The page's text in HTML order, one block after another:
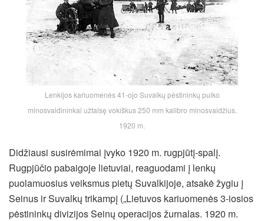
Lenkijos kariuomenės 41-ojo Suvalkų pėstininkų pulko
minosvaidininkai užtaisę vokiškus 250 mm kalibro minosvaidžius.
1920 m.
Didžiausi susirėmimai įvyko 1920 m. rugpjūtį-spalį.
Rugpjūčio pabaigoje lietuviai, reaguodami į lenkų
puolamuosius veiksmus pietų Suvalkijoje, atsakė žygiu į
Seinus ir Suvalkų trikampį („Lietuvos kariuomenės 3-iosios
pėstininkų divizijos Seinų operacijos žurnalas. 1920 m.